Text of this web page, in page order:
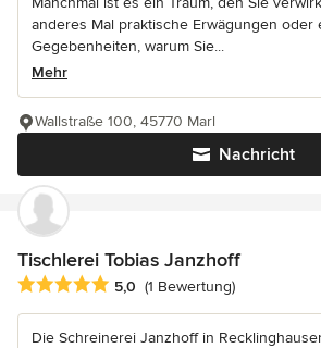
anderes Mal praktische Erwägungen oder
Gegebenheiten, warum Sie...
Mehr
Nachricht
Wallstraße 100, 45770 Marl
Tischlerei Tobias Janzhoff
Durchschnittliche Bewertung: 5 von 5
5,0 (1 Bewertung)
Die Schreinerei Janzhoff in